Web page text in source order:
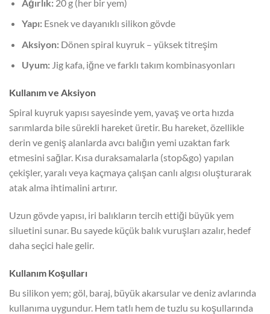
Ağırlık:20 g (her bir yem)
Yapı:Esnek ve dayanıklı silikon gövde
Aksiyon:Dönen spiral kuyruk – yüksek titreşim
Uyum:Jig kafa, iğne ve farklı takım kombinasyonları
Kullanım ve Aksiyon
Spiral kuyruk yapısı sayesinde yem, yavaş ve orta hızda
sarımlarda bile sürekli hareket üretir. Bu hareket, özellikle
derin ve geniş alanlarda avcı balığın yemi uzaktan fark
etmesini sağlar. Kısa duraksamalarla (stop&go) yapılan
çekişler, yaralı veya kaçmaya çalışan canlı algısı oluşturarak
atak alma ihtimalini artırır.
Uzun gövde yapısı, iri balıkların tercih ettiği büyük yem
siluetini sunar. Bu sayede küçük balık vuruşları azalır, hedef
daha seçici hale gelir.
Kullanım Koşulları
Bu silikon yem; göl, baraj, büyük akarsular ve deniz avlarında
kullanıma uygundur. Hem tatlı hem de tuzlu su koşullarında